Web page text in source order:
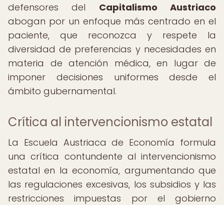
defensores del Capitalismo Austriaco
abogan por un enfoque más centrado en el
paciente, que reconozca y respete la
diversidad de preferencias y necesidades en
materia de atención médica, en lugar de
imponer decisiones uniformes desde el
ámbito gubernamental.
Crítica al intervencionismo estatal
La Escuela Austriaca de Economía formula
una crítica contundente al intervencionismo
estatal en la economía, argumentando que
las regulaciones excesivas, los subsidios y las
restricciones impuestas por el gobierno